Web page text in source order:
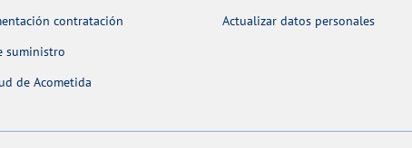
contratación
suministro
de Acometida
Actualizar datos personales